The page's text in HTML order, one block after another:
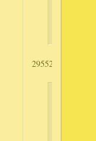
2955219970